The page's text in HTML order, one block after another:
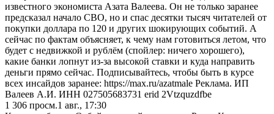
известного экономиста Азата Валеева. Он не только заранее
предсказал начало СВО, но и спас десятки тысяч читателей от
покупки доллара по 120 и других шокирующих событий. А
сейчас по фактам объясняет, к чему нам готовиться летом, что
будет с недвижкой и рублём (спойлер: ничего хорошего),
какие банки лопнут из-за высокой ставки и куда направить
деньги прямо сейчас. Подписывайтесь, чтобы быть в курсе
всех инсайдов заранее: https://max.ru/azatmale Реклама. ИП
Валеев А.И. ИНН 027505683731 erid 2Vtzquzdfbe
1 306 просм.1 авг., 17:30